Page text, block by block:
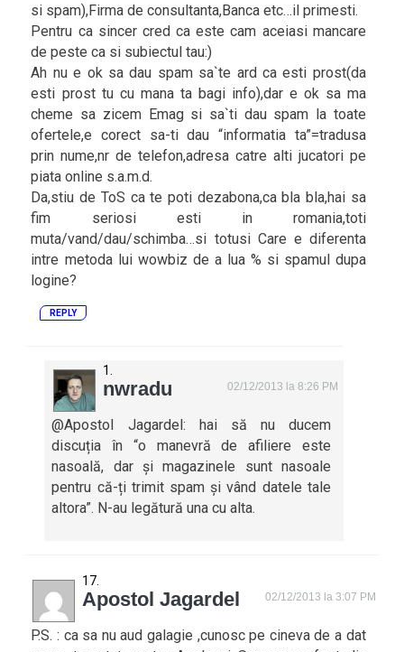
si spam),Firma de consultanta,Banca etc…il primesti.
Pentru ca sincer cred ca este cam aceiasi mancare
de peste ca si subiectul tau:)
Ah nu e ok sa dau spam sa`te ard ca esti prost(da
esti prost tu cu mana ta bagi info),dar e ok sa ma
cheme sa zicem Emag si sa`ti dau spam la toate
ofertele,e corect sa-ti dau “informatia ta”=tradusa
prin nume,nr de telefon,adresa catre alti jucatori pe
piata online s.a.m.d.
Da,stiu de ToS ca te poti dezabona,ca bla bla,hai sa
fim seriosi esti in romania,toti
muta/vand/dau/schimba…si totusi Care e diferenta
intre metoda lui wowbiz de a lua % si spamul dupa
logine?
REPLY
nwradu 02/12/2013 la 8:26 PM
@Apostol Jagardel: hai să nu ducem
discuția în “o manevră de afiliere este
nasoală, dar și magazinele sunt nasoale
pentru că-ți trimit spam și vând datele tale
altora”. N-au legătură una cu alta.
Apostol Jagardel 02/12/2013 la 3:07 PM
P.S. : ca sa nu aud galagie ,cunosc pe cineva de a dat